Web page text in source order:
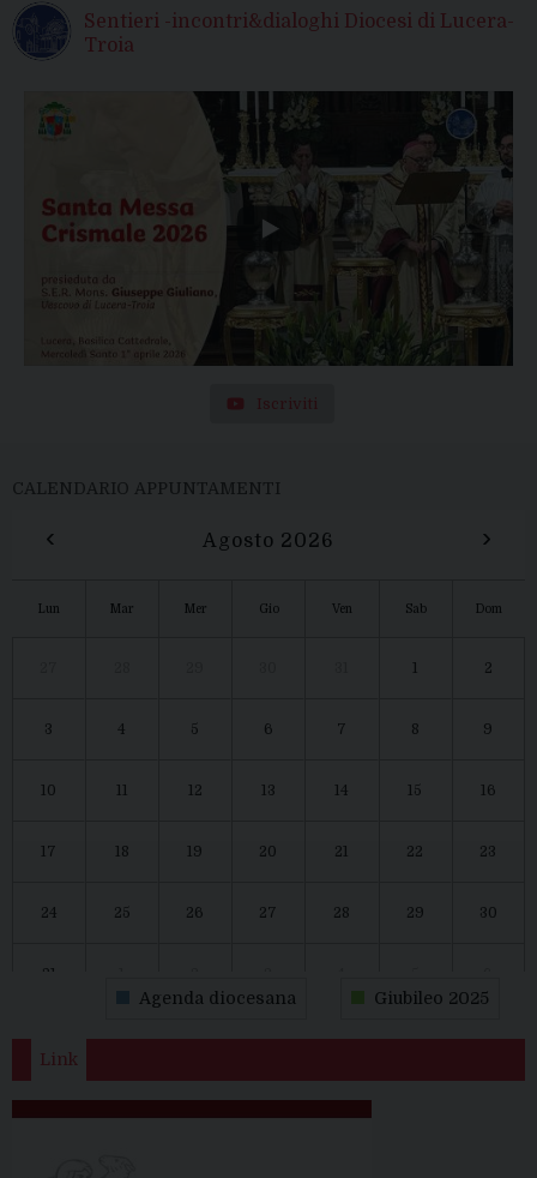
Sentieri -incontri&dialoghi Diocesi di Lucera-
Troia
Iscriviti
CALENDARIO APPUNTAMENTI
‹ Agosto 2026 ›
Lun Mar Mer Gio Ven Sab Dom
1 2
3 4 5 6 7 8 9
10 11 12 13 14 15 16
17 18 19 20 21 22 23
24 25 26 27 28 29 30
31
Agenda diocesana Giubileo 2025
Link